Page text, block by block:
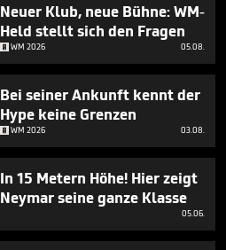
Neuer Klub, neue Bühne: WM-
Held stellt sich den Fragen
WM 2026 05.08.
Bei seiner Ankunft kennt der
Hype keine Grenzen
WM 2026 03.08.
In 15 Metern Höhe! Hier zeigt
Neymar seine ganze Klasse
05.06.